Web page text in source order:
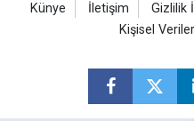
Künye İletişim Gizlilik
Kişisel